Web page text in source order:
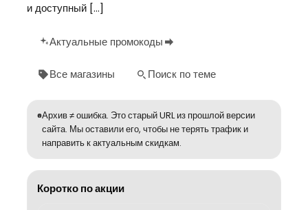
и доступный […]
Актуальные промокоды
Все магазины Поиск по теме
Архив ≠ ошибка. Это старый URL из прошлой версии
сайта. Мы оставили его, чтобы не терять трафик и
направить к актуальным скидкам.
Коротко по акции